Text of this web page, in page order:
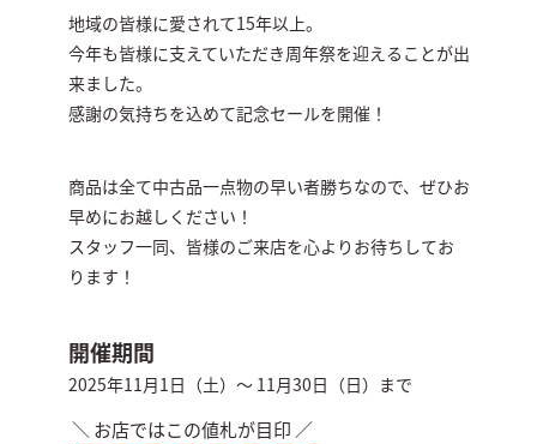
地域の皆様に愛されて15年以上。
今年も皆様に支えていただき周年祭を迎えることが出
来ました。
感謝の気持ちを込めて記念セールを開催！
商品は全て中古品一点物の早い者勝ちなので、ぜひお
早めにお越しください！
スタッフ一同、皆様のご来店を心よりお待ちしてお
ります！
開催期間
2025年11月1日（土）～ 11月30日（日）まで
＼ お店ではこの値札が目印 ／